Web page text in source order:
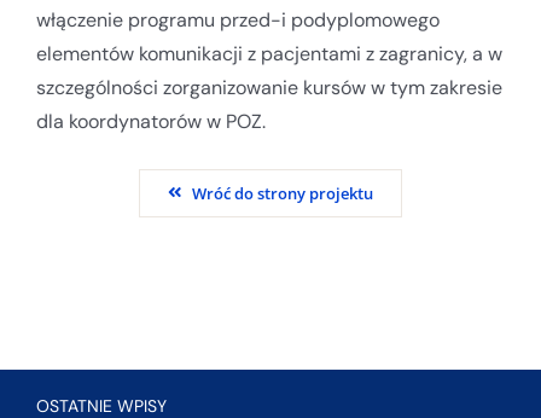
włączenie programu przed-i podyplomowego
elementów komunikacji z pacjentami z zagranicy, a w
szczególności zorganizowanie kursów w tym zakresie
dla koordynatorów w POZ.
Wróć do strony projektu
OSTATNIE WPISY